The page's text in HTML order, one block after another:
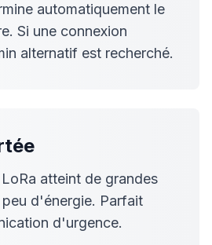
automatiquement le
Si une connexion
alternatif est recherché.
atteint de grandes
d'énergie. Parfait
d'urgence.